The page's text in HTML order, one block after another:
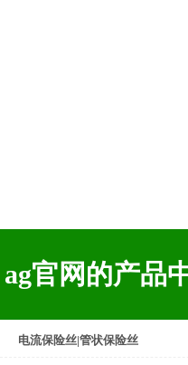
ag官网的产品
电流保险丝|管状保险丝